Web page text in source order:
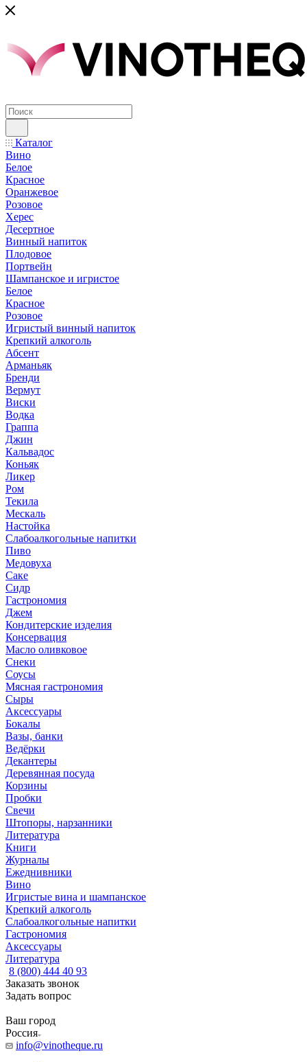
Каталог
Вино
Белое
Красное
Оранжевое
Розовое
Херес
Десертное
Винный напиток
Плодовое
Портвейн
Шампанское и игристое
Белое
Красное
Розовое
Игристый винный напиток
Крепкий алкоголь
Абсент
Арманьяк
Бренди
Вермут
Виски
Водка
Граппа
Джин
Кальвадос
Коньяк
Ликер
Ром
Текила
Мескаль
Настойка
Слабоалкогольные напитки
Пиво
Медовуха
Саке
Сидр
Гастрономия
Джем
Кондитерские изделия
Консервация
Масло оливковое
Снеки
Соусы
Мясная гастрономия
Сыры
Аксессуары
Бокалы
Вазы, банки
Ведёрки
Декантеры
Деревянная посуда
Корзины
Пробки
Свечи
Штопоры, нарзанники
Литература
Книги
Журналы
Ежеднивники
Вино
Игристые вина и шампанское
Крепкий алкоголь
Слабоалкогольные напитки
Гастрономия
Аксессуары
Литература
8 (800) 444 40 93
Заказать звонок
Задать вопрос
Ваш город
Россия
info@vinotheque.ru